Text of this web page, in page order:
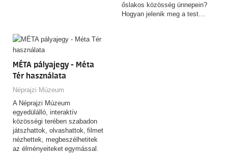
őslakos közösség ünnepein?
Hogyan jelenik meg a test…
MÉTA pályajegy - Méta
Tér használata
Néprajzi Múzeum
A Néprajzi Múzeum
egyedülálló, interaktív
közösségi terében szabadon
játszhattok, olvashattok, filmet
nézhettek, megbeszélhetitek
az élményeiteket egymással.